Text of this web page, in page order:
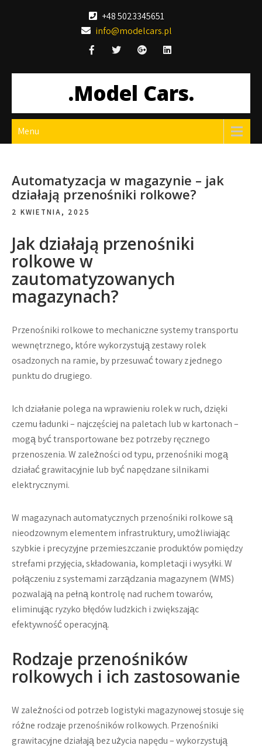
+48 5023345651
info@modelcars.pl
.Model Cars.
Menu
Automatyzacja w magazynie – jak
działają przenośniki rolkowe?
2 KWIETNIA, 2025
Jak działają przenośniki
rolkowe w
zautomatyzowanych
magazynach?
Przenośniki rolkowe to mechaniczne systemy transportu
wewnętrznego, które wykorzystują zestawy rolek
osadzonych na ramie, by przesuwać towary z jednego
punktu do drugiego.
Ich działanie polega na wprawieniu rolek w ruch, dzięki
czemu ładunki – najczęściej na paletach lub w kartonach –
mogą być transportowane bez potrzeby ręcznego
przenoszenia. W zależności od typu, przenośniki mogą
działać grawitacyjnie lub być napędzane silnikami
elektrycznymi.
W magazynach automatycznych przenośniki rolkowe są
nieodzownym elementem infrastruktury, umożliwiając
szybkie i precyzyjne przemieszczanie produktów pomiędzy
strefami przyjęcia, składowania, kompletacji i wysyłki. W
połączeniu z systemami zarządzania magazynem (WMS)
pozwalają na pełną kontrolę nad ruchem towarów,
eliminując ryzyko błędów ludzkich i zwiększając
efektywność operacyjną.
Rodzaje przenośników
rolkowych i ich zastosowanie
W zależności od potrzeb logistyki magazynowej stosuje się
różne rodzaje przenośników rolkowych. Przenośniki
grawitacyjne działają bez użycia napędu – wykorzystują